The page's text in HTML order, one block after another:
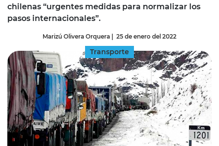
chilenas “urgentes medidas para normalizar los
pasos internacionales”.
Marizú Olivera Orquera | 25 de enero del 2022
Transporte